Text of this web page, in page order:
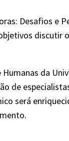
Desafios e
da
de
será